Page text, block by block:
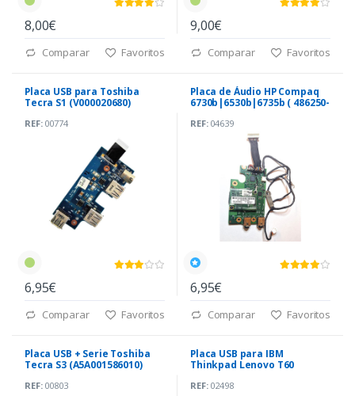
8,00€
Comparar Favoritos
9,00€
Comparar Favoritos
Placa USB para Toshiba
Tecra S1 (V000020680)
REF:00774
6,95€
Comparar Favoritos
Placa de Áudio HP Compaq
6730b|6530b|6735b ( 486250-
REF:04639
6,95€
Comparar Favoritos
Placa USB + Serie Toshiba
Tecra S3 (A5A001586010)
REF:00803
Placa USB para IBM
Thinkpad Lenovo T60
REF:02498